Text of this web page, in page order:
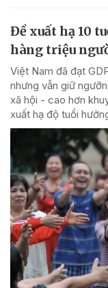
Đề xuất hạ 10
hàng triệu
Việt Nam đã đạt
nhưng vẫn giữ
xã hội - cao hơn
xuất hạ độ tuổi